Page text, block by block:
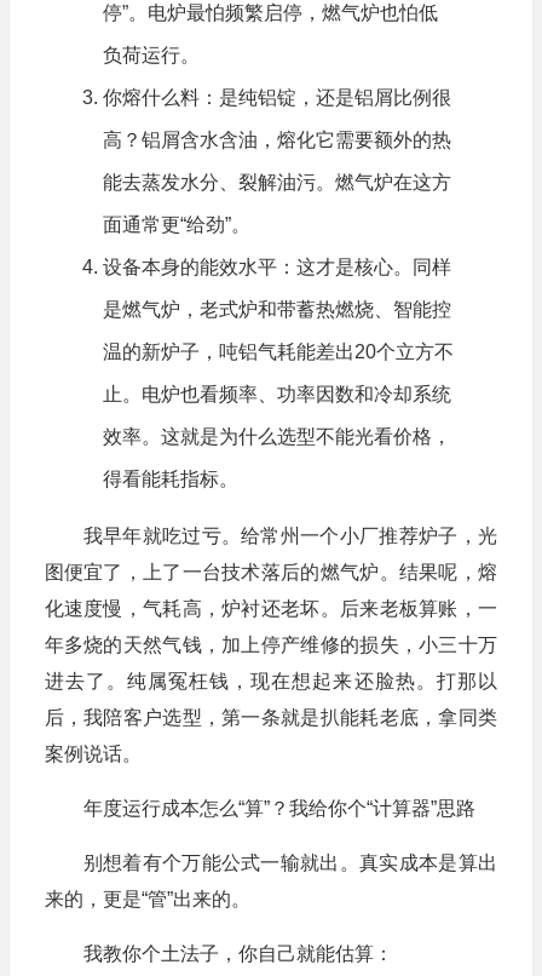
停”。电炉最怕频繁启停，燃气炉也怕低
负荷运行。
你熔什么料：是纯铝锭，还是铝屑比例很
高？铝屑含水含油，熔化它需要额外的热
能去蒸发水分、裂解油污。燃气炉在这方
面通常更“给劲”。
设备本身的能效水平：这才是核心。同样
是燃气炉，老式炉和带蓄热燃烧、智能控
温的新炉子，吨铝气耗能差出20个立方不
止。电炉也看频率、功率因数和冷却系统
效率。这就是为什么选型不能光看价格，
得看能耗指标。
我早年就吃过亏。给常州一个小厂推荐炉子，光
图便宜了，上了一台技术落后的燃气炉。结果呢，熔
化速度慢，气耗高，炉衬还老坏。后来老板算账，一
年多烧的天然气钱，加上停产维修的损失，小三十万
进去了。纯属冤枉钱，现在想起来还脸热。打那以
后，我陪客户选型，第一条就是扒能耗老底，拿同类
案例说话。
年度运行成本怎么“算”？我给你个“计算器”思路
别想着有个万能公式一输就出。真实成本是算出
来的，更是“管”出来的。
我教你个土法子，你自己就能估算：